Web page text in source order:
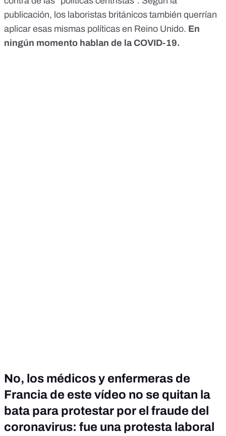
publicación, los laboristas británicos también querrían
aplicar esas mismas políticas en Reino Unido. En
ningún momento hablan de la COVID-19.
No, los médicos y enfermeras de
Francia de este vídeo no se quitan la
bata para protestar por el fraude del
coronavirus: fue una protesta laboral